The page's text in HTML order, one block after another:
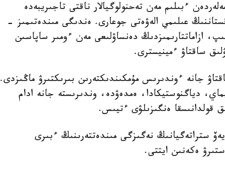
ءبىلىم مەن تەحنولوگيالار ناقتى تاجىريبەدە
عىلىمي الەۋەتى جوعارى. ەندىگى مىندەتىمىز -
ازاماتتارىمىزدىڭ دەنساۋلىعى مەن ءومىر ساپاسىن
ساقتاۋ ءمينيسترى.
جانە ءوندىرىس مۇمكىندىكتەرىن بىرىكتىرۋ ماڭىزدى.
دياگنوستيكادا، ەمدەۋدە، وندىرىستە جانە ادام
قولدانىسقا ەنگىزىلۋى ءتيىس.
ستراتەگيانىڭ نەگىزگى مىندەتتەرىنىڭ ءبىرى
ەكەنىن ايتتى.